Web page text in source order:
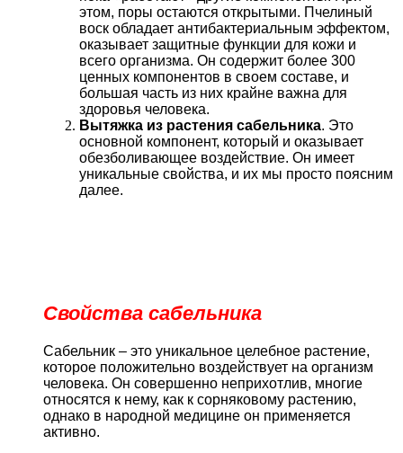
этом, поры остаются открытыми. Пчелиный
воск обладает антибактериальным эффектом,
оказывает защитные функции для кожи и
всего организма. Он содержит более 300
ценных компонентов в своем составе, и
большая часть из них крайне важна для
здоровья человека.
Вытяжка из растения сабельника. Это
основной компонент, который и оказывает
обезболивающее воздействие. Он имеет
уникальные свойства, и их мы просто поясним
далее.
Свойства сабельника
Сабельник – это уникальное целебное растение,
которое положительно воздействует на организм
человека. Он совершенно неприхотлив, многие
относятся к нему, как к сорняковому растению,
однако в народной медицине он применяется
активно.